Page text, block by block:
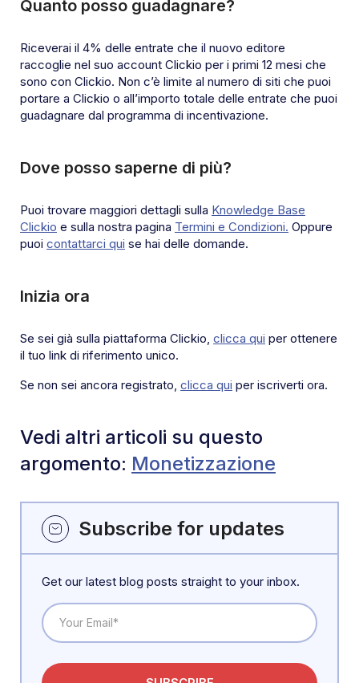
Quanto posso guadagnare?
Riceverai il 4% delle entrate che il nuovo editore
raccoglie nel suo account Clickio per i primi 12 mesi che
sono con Clickio. Non c’è limite al numero di siti che puoi
portare a Clickio o all’importo totale delle entrate che puoi
guadagnare dal programma di incentivazione.
Dove posso saperne di più?
Puoi trovare maggiori dettagli sulla Knowledge Base
Clickio e sulla nostra pagina Termini e Condizioni. Oppure
puoi contattarci qui se hai delle domande.
Inizia ora
Se sei già sulla piattaforma Clickio, clicca qui per ottenere
il tuo link di riferimento unico.
Se non sei ancora registrato, clicca qui per iscriverti ora.
Vedi altri articoli su questo
argomento: Monetizzazione
Subscribe for updates
Get our latest blog posts straight to your inbox.